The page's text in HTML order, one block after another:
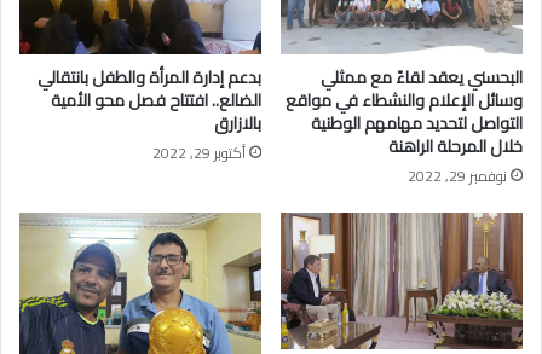
البحسني يعقد لقاءً مع ممثلي
وسائل الإعلام والنشطاء في مواقع
التواصل لتحديد مهامهم الوطنية
خلال المرحلة الراهنة
نوفمبر 29, 2022
بدعم إدارة المرأة والطفل بانتقالي
الضالع.. افتتاح فصل محو الأمية
بالازارق
أكتوبر 29, 2022